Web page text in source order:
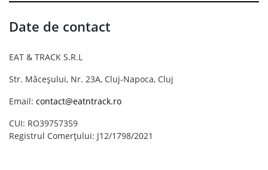
Date de contact
EAT & TRACK S.R.L
Str. Măceșului, Nr. 23A, Cluj-Napoca, Cluj
Email: contact@eatntrack.ro
CUI: RO39757359
Registrul Comerțului: J12/1798/2021